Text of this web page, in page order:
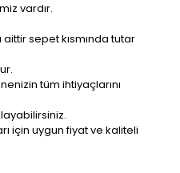
vardır.
sepet kısmında tutar
tüm ihtiyaçlarını
için uygun fiyat ve kaliteli